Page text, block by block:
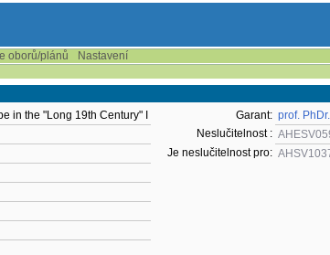
oborů/plánů
Nastavení
in the "Long 19th Century" I
Garant: prof.
Neslučitelnost :
Je neslučitelnost pro: